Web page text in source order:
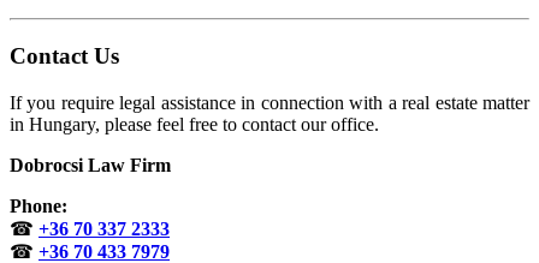
Contact Us
If you require legal assistance in connection with a real estate matter
in Hungary, please feel free to contact our office.
Dobrocsi Law Firm
Phone:
☎ +36 70 337 2333
☎ +36 70 433 7979